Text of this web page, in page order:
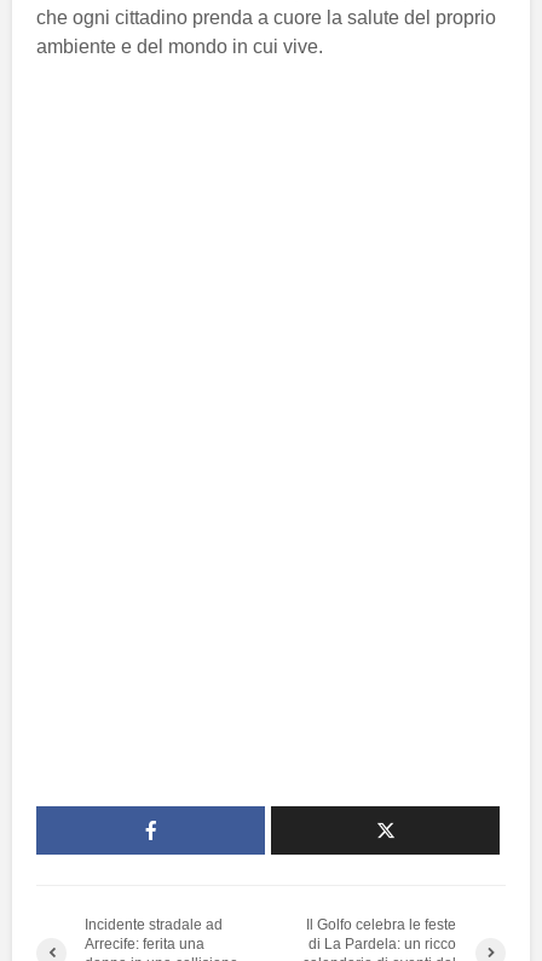
che ogni cittadino prenda a cuore la salute del proprio
ambiente e del mondo in cui vive.
Incidente stradale ad
Arrecife: ferita una
Il Golfo celebra le feste
di La Pardela: un ricco